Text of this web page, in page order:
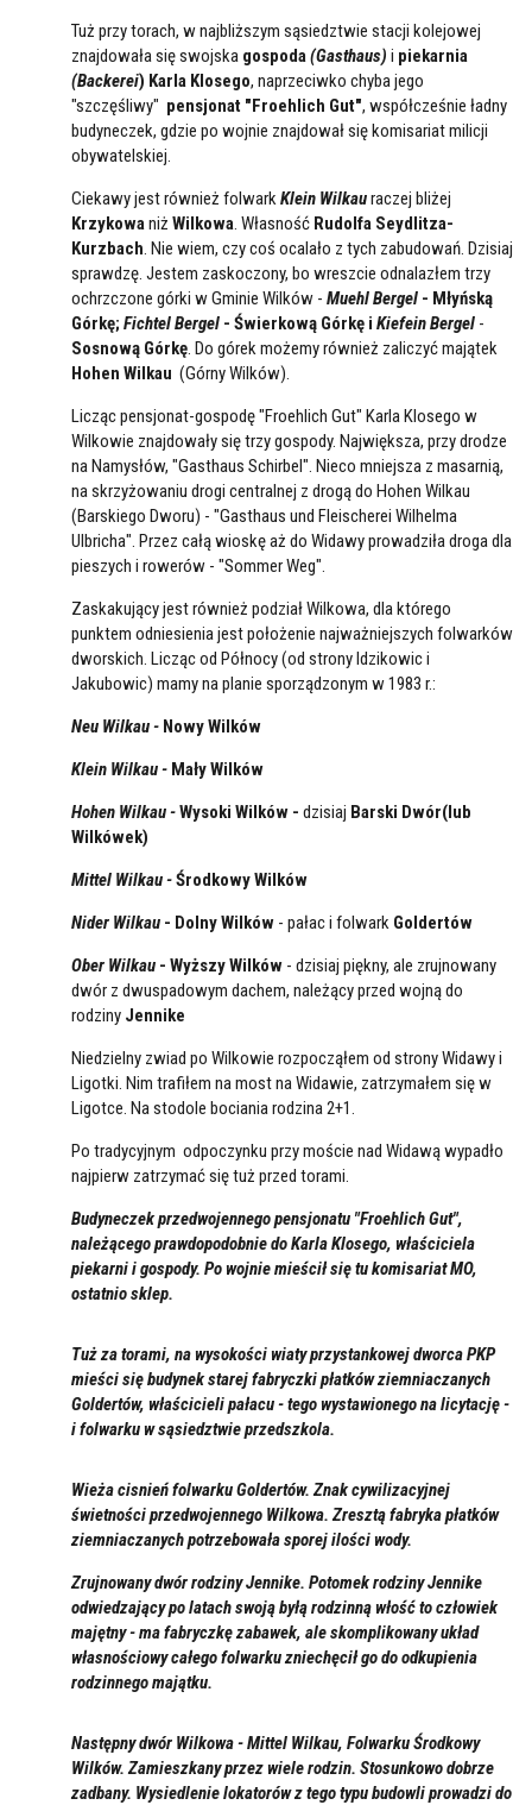
Tuż przy torach, w najbliższym sąsiedztwie stacji kolejowej
znajdowała się swojska gospoda(Gasthaus) i piekarnia
(Backerei) Karla Klosego, naprzeciwko chyba jego
"szczęśliwy" pensjonat "Froehlich Gut", współcześnie ładny
budyneczek, gdzie po wojnie znajdował się komisariat milicji
obywatelskiej.
Ciekawy jest również folwarkKlein Wilkauraczej bliżej
Krzykowaniż Wilkowa. Własność Rudolfa Seydlitza-
Kurzbach. Nie wiem, czy coś ocalało z tych zabudowań. Dzisiaj
sprawdzę. Jestem zaskoczony, bo wreszcie odnalazłem trzy
ochrzczone górki w Gminie Wilków - Muehl Bergel - Młyńską
Górkę; Fichtel Bergel - Świerkową Górkę i Kiefein Bergel -
Sosnową Górkę. Do górek możemy również zaliczyć majątek
Hohen Wilkau (Górny Wilków).
Licząc pensjonat-gospodę "Froehlich Gut" Karla Klosego w
Wilkowie znajdowały się trzy gospody. Największa, przy drodze
na Namysłów, "Gasthaus Schirbel". Nieco mniejsza z masarnią,
na skrzyżowaniu drogi centralnej z drogą do Hohen Wilkau
(Barskiego Dworu) - "Gasthaus und Fleischerei Wilhelma
Ulbricha". Przez całą wioskę aż do Widawy prowadziła droga dla
pieszych i rowerów - "Sommer Weg".
Zaskakujący jest również podział Wilkowa, dla którego
punktem odniesienia jest położenie najważniejszych folwarków
dworskich. Licząc od Północy (od strony Idzikowic i
Jakubowic) mamy na planie sporządzonym w 1983 r.:
Neu Wilkau - Nowy Wilków
Klein Wilkau - Mały Wilków
Hohen Wilkau -Wysoki Wilków - dzisiaj Barski Dwór(lub
Wilkówek)
Mittel Wilkau -Środkowy Wilków
Nider Wilkau - Dolny Wilków - pałac i folwark Goldertów
Ober Wilkau - Wyższy Wilków - dzisiaj piękny, ale zrujnowany
dwór z dwuspadowym dachem, należący przed wojną do
rodziny Jennike
Niedzielny zwiad po Wilkowie rozpocząłem od strony Widawy i
Ligotki. Nim trafiłem na most na Widawie, zatrzymałem się w
Ligotce. Na stodole bociania rodzina 2+1.
Po tradycyjnym odpoczynku przy moście nad Widawą wypadło
najpierw zatrzymać się tuż przed torami.
Budyneczek przedwojennego pensjonatu "Froehlich Gut",
należącego prawdopodobnie do Karla Klosego, właściciela
piekarni i gospody. Po wojnie mieścił się tu komisariat MO,
ostatnio sklep.
Tuż za torami, na wysokości wiaty przystankowej dworca PKP
mieści się budynek starej fabryczki płatków ziemniaczanych
Goldertów, właścicieli pałacu - tego wystawionego na licytację -
i folwarku w sąsiedztwie przedszkola.
Wieża cisnień folwarku Goldertów. Znak cywilizacyjnej
świetności przedwojennego Wilkowa. Zresztą fabryka płatków
ziemniaczanych potrzebowała sporej ilości wody.
Zrujnowany dwór rodziny Jennike. Potomek rodziny Jennike
odwiedzający po latach swoją byłą rodzinną włość to człowiek
majętny - ma fabryczkę zabawek, ale skomplikowany układ
własnościowy całego folwarku zniechęcił go do odkupienia
rodzinnego majątku.
Następny dwór Wilkowa - Mittel Wilkau, Folwarku Środkowy
Wilków. Zamieszkany przez wiele rodzin. Stosunkowo dobrze
zadbany. Wysiedlenie lokatorów z tego typu budowli prowadzi do